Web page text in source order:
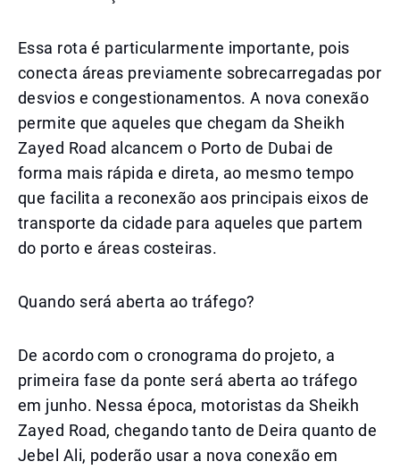
Essa rota é particularmente importante, pois
conecta áreas previamente sobrecarregadas por
desvios e congestionamentos. A nova conexão
permite que aqueles que chegam da Sheikh
Zayed Road alcancem o Porto de Dubai de
forma mais rápida e direta, ao mesmo tempo
que facilita a reconexão aos principais eixos de
transporte da cidade para aqueles que partem
do porto e áreas costeiras.
Quando será aberta ao tráfego?
De acordo com o cronograma do projeto, a
primeira fase da ponte será aberta ao tráfego
em junho. Nessa época, motoristas da Sheikh
Zayed Road, chegando tanto de Deira quanto de
Jebel Ali, poderão usar a nova conexão em